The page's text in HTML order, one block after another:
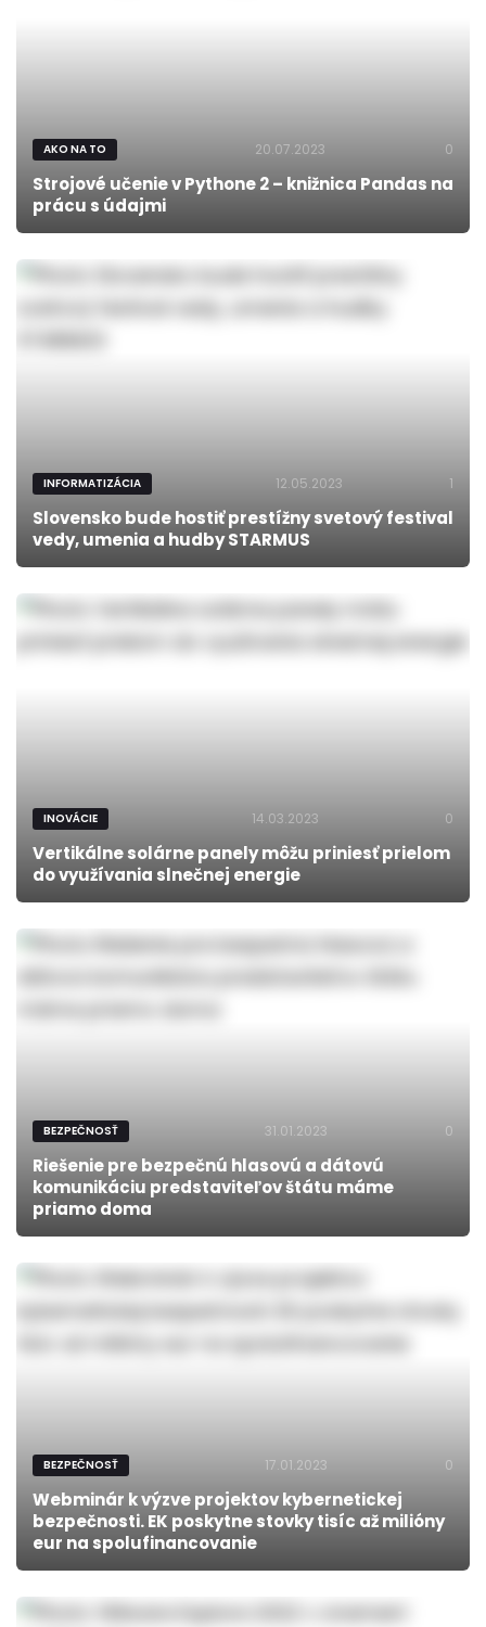
AKO NA TO 20.07.2023 0
Strojové učenie v Pythone 2 – knižnica Pandas na
prácu s údajmi
INFORMATIZÁCIA 12.05.2023 1
Slovensko bude hostiť prestížny svetový festival
vedy, umenia a hudby STARMUS
INOVÁCIE 14.03.2023 0
Vertikálne solárne panely môžu priniesť prielom
do využívania slnečnej energie
BEZPEČNOSŤ 31.01.2023 0
Riešenie pre bezpečnú hlasovú a dátovú
komunikáciu predstaviteľov štátu máme
priamo doma
BEZPEČNOSŤ 17.01.2023 0
Webminár k výzve projektov kybernetickej
bezpečnosti. EK poskytne stovky tisíc až milióny
eur na spolufinancovanie